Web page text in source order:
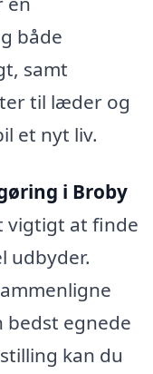
både
samt
til læder og
et nyt liv.
i Broby
vigtigt at finde
udbyder.
bedst egnede
kan du